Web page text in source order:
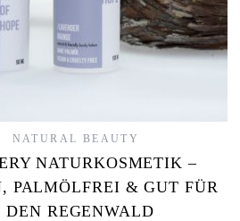
NATURAL BEAUTY
NATURKOSMETIK –
PALMÖLFREI & GUT FÜR
DEN REGENWALD